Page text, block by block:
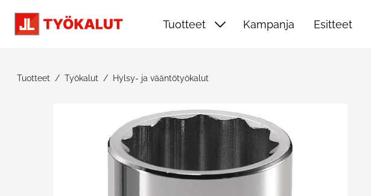
Tuotteet
Kampanja Esitteet
Tuotteet Työkalut Hylsy- ja vääntötyökalut